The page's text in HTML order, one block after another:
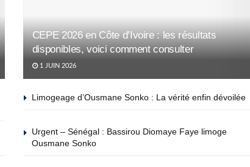
CEPE 2026 en Côte d’Ivoire : les résultats
disponibles, voici comment consulter
1 JUIN 2026
Limogeage d’Ousmane Sonko : La vérité enfin dévoilée
Urgent – Sénégal : Bassirou Diomaye Faye limoge
Ousmane Sonko